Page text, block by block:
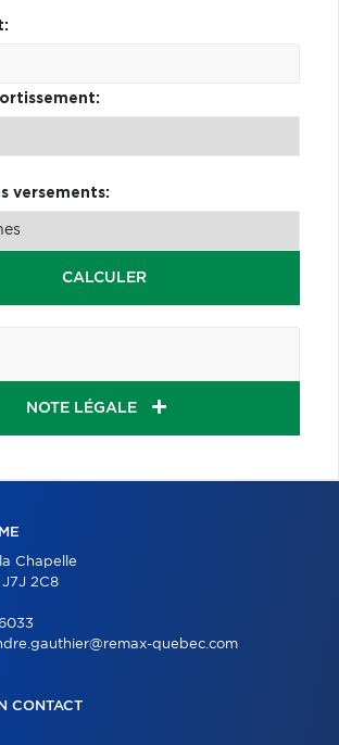
versements:
CALCULER
NOTE LÉGALE
Chapelle
2C8
quebec.com
CONTACT